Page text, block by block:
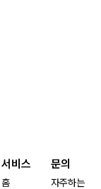
서비스
홈
문의
자주하는